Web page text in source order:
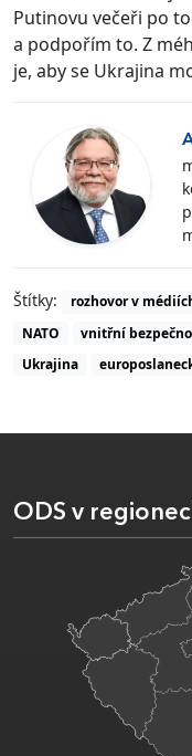
Putinovu večeři po
a podpořím to. Z
je, aby se Ukrajina
Štítky: rozhovor v
NATO
vnitřní
Ukrajina
ODS v